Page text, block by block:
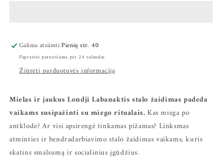
Galima atsiimtiPienių str. 40
Paprastai paruošiama per 24 valandas
Žiūrėti parduotuvės informaciją
Mielas ir jaukus Londji Labanaktis stalo žaidimas padeda
vaikams susipažinti su miego ritualais.Kas miega po
antklode? Ar visi apsirengė tinkamas pižamas? Linksmas
atminties ir bendradarbiavimo stalo žaidimas vaikams, kuris
skatins smalsumą ir socialinius įgūdžius.